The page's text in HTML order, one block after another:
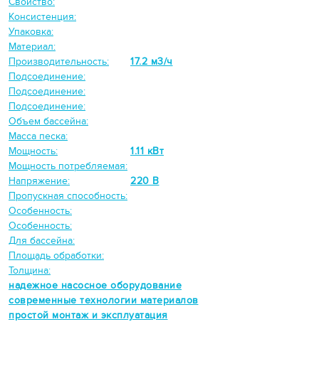
Консистенция:
Упаковка:
Материал:
Производительность:
17.2 м3/ч
Подсоединение:
Подсоединение:
Подсоединение:
Объем бассейна:
Масса песка:
Мощность:
1.11 кВт
Мощность потребляемая:
Напряжение:
220 В
Пропускная способность:
Особенность:
Особенность:
Для бассейна:
Площадь обработки:
Толщина:
надежное насосное оборудование
современные технологии материалов
простой монтаж и эксплуатация